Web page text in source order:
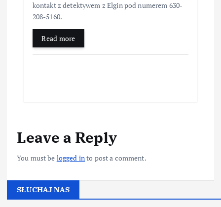
kontakt z detektywem z Elgin pod numerem 630-
208-5160.
Read more
Leave a Reply
You must be logged into post a comment.
SŁUCHAJ NAS